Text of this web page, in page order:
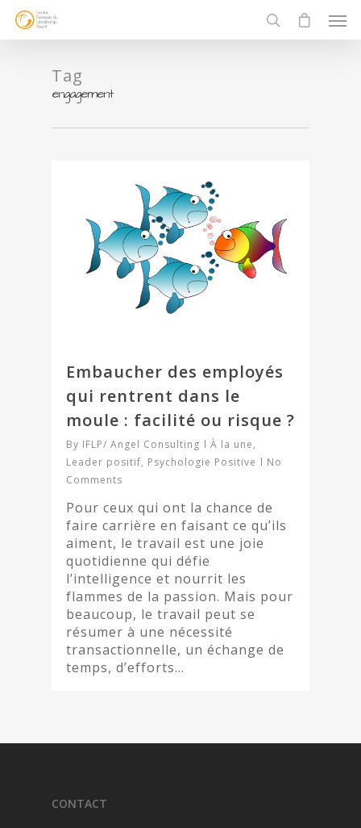
Tag
engagement
Embaucher des employés
qui rentrent dans le
moule : facilité ou risque ?
By IFLP/ Angel Consulting À la une,
Leader positif, Psychologie Positive
No
Comments
Pour ceux qui ont la chance de
faire carrière en faisant ce qu’ils
aiment, le travail est une joie
quotidienne qui défie
l’intelligence et nourrit les
flammes de la passion. Mais pour
beaucoup, le travail peut se
résumer à une nécessité
transactionnelle, un échange de
temps, d’efforts…
CONTACT